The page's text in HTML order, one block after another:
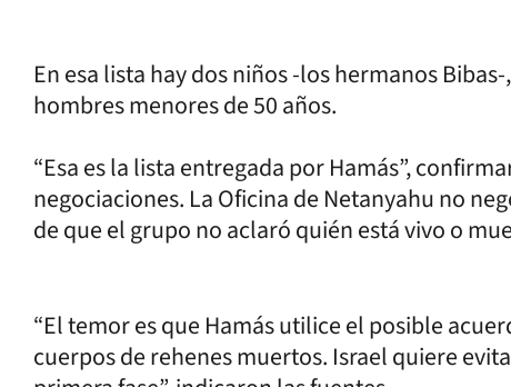
En esa lista hay dos niños -los hermanos
hombres menores de 50 años.
“Esa es la lista entregada por Hamás”,
negociaciones. La Oficina de Netanyahu no
de que el grupo no aclaró quién está vivo o
“El temor es que Hamás utilice el posible
cuerpos de rehenes muertos. Israel quiere